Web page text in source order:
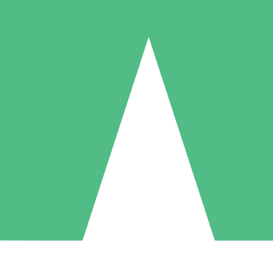
Packs de Crédits Individuels
à l'utilisation avec des crédits de téléchargement. Sans engagement
5 Téléchargements
US$